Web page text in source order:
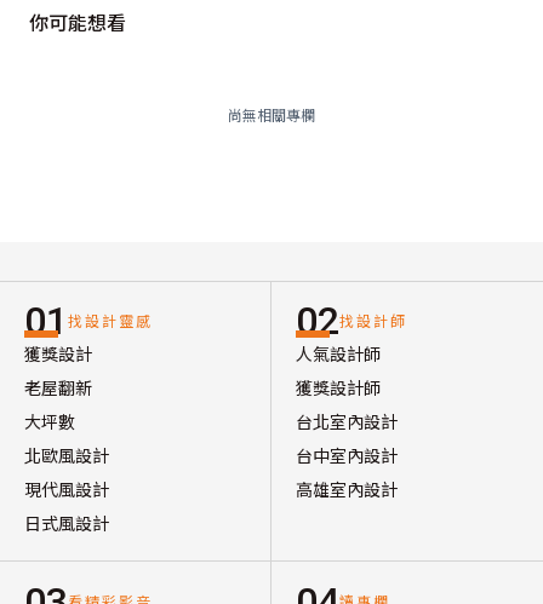
你可能想看
尚無相關專欄
01 找設計靈感
獲獎設計
老屋翻新
大坪數
北歐風設計
現代風設計
日式風設計
02找設計師
人氣設計師
獲獎設計師
台北室內設計
台中室內設計
高雄室內設計